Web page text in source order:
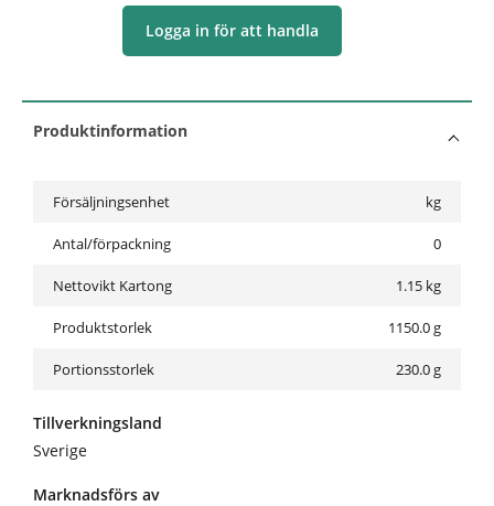
Logga in för att handla
Produktinformation
Försäljningsenhet kg
Antal/förpackning 0
Nettovikt Kartong 1.15 kg
Produktstorlek 1150.0 g
Portionsstorlek 230.0 g
Tillverkningsland
Sverige
Marknadsförs av